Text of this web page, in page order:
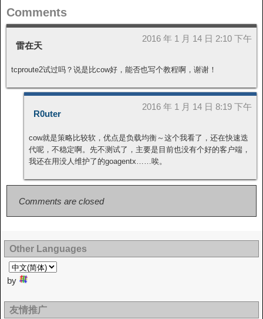
Comments
雷在天
2016 年 1 月 14 日 2:10 下午
tcproute2试过吗？说是比cow好，能否也写个教程啊，谢谢！
R0uter
2016 年 1 月 14 日 8:19 下午
cow就是策略比较软，优点是负载均衡～这个我看了，还在快速迭
代呢，不稳定啊。先不测试了，主要是目前也没有个好的客户端，
我还在用没人维护了的goagentx……唉。
Comments are closed
Other Languages
by
友情推广